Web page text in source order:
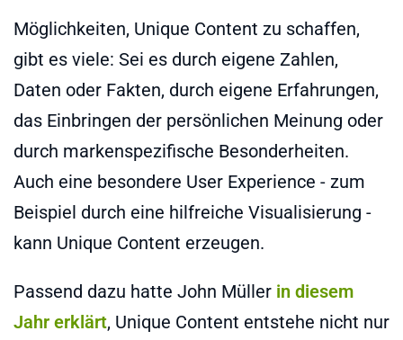
Möglichkeiten, Unique Content zu schaffen,
gibt es viele: Sei es durch eigene Zahlen,
Daten oder Fakten, durch eigene Erfahrungen,
das Einbringen der persönlichen Meinung oder
durch markenspezifische Besonderheiten.
Auch eine besondere User Experience - zum
Beispiel durch eine hilfreiche Visualisierung -
kann Unique Content erzeugen.
Passend dazu hatte John Müller in diesem
Jahr erklärt, Unique Content entstehe nicht nur